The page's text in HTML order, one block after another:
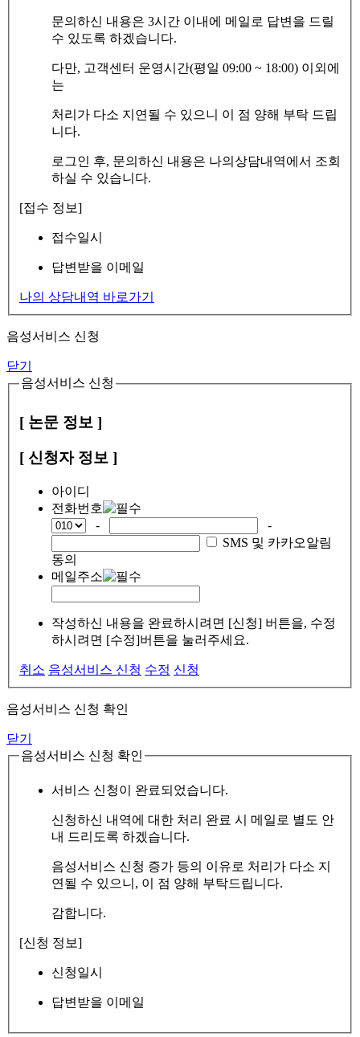
문의하신 내용은 3시간 이내에 메일로 답변을 드릴
수 있도록 하겠습니다.
다만, 고객센터 운영시간(평일 09:00 ~ 18:00) 이외에
는
처리가 다소 지연될 수 있으니 이 점 양해 부탁 드립
니다.
로그인 후, 문의하신 내용은 나의상담내역에서 조회
하실 수 있습니다.
[접수 정보]
접수일시
답변받을 이메일
나의 상담내역 바로가기
음성서비스 신청
닫기
음성서비스 신청
[ 논문 정보 ]
[ 신청자 정보 ]
아이디
전화번호
-
-
SMS 및 카카오알림
동의
메일주소
작성하신 내용을 완료하시려면 [신청] 버튼을, 수정
하시려면 [수정]버튼을 눌러주세요.
취소 음성서비스 신청 수정 신청
음성서비스 신청 확인
닫기
음성서비스 신청 확인
서비스 신청이 완료되었습니다.
신청하신 내역에 대한 처리 완료 시 메일로 별도 안
내 드리도록 하겠습니다.
음성서비스 신청 증가 등의 이유로 처리가 다소 지
연될 수 있으니, 이 점 양해 부탁드립니다.
감합니다.
[신청 정보]
신청일시
답변받을 이메일